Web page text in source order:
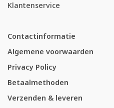
Klantenservice
Contactinformatie
Algemene voorwaarden
Privacy Policy
Betaalmethoden
Verzenden & leveren